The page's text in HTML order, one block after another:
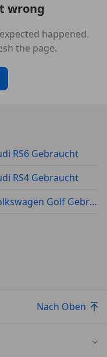
wrong
happened.
the page.
RS6 Gebraucht
RS4 Gebraucht
Volkswagen Golf Gebraucht
Nach Oben